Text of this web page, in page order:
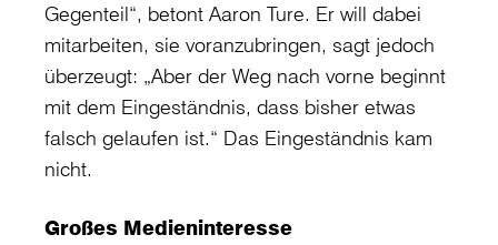
Gegenteil“, betont Aaron Ture. Er will dabei
mitarbeiten, sie voranzubringen, sagt jedoch
überzeugt: „Aber der Weg nach vorne beginnt
mit dem Eingeständnis, dass bisher etwas
falsch gelaufen ist.“ Das Eingeständnis kam
nicht.
Großes Medieninteresse